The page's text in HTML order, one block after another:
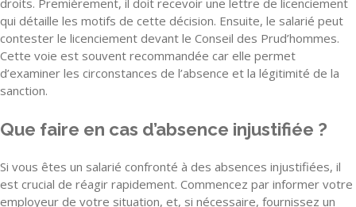
qui détaille les motifs de cette décision. Ensuite, le salarié peut
contester le licenciement devant le Conseil des Prud’hommes.
Cette voie est souvent recommandée car elle permet
d’examiner les circonstances de l’absence et la légitimité de la
sanction.
Que faire en cas d’absence injustifiée ?
Si vous êtes un salarié confronté à des absences injustifiées, il
est crucial de réagir rapidement. Commencez par informer votre
employeur de votre situation, et, si nécessaire, fournissez un